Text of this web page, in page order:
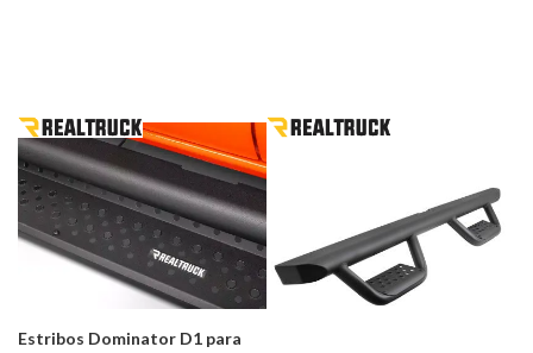
Estribos Dominator D1 para